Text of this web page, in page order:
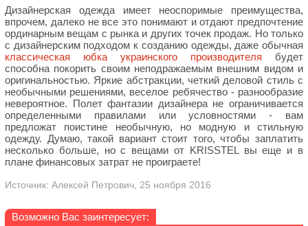
Дизайнерская одежда имеет неоспоримые преимущества,
впрочем, далеко не все это понимают и отдают предпочтение
ординарным вещам с рынка и других точек продаж. Но только
с дизайнерским подходом к созданию одежды, даже обычная
классическая юбка украинского производителя будет
способна покорить своим неподражаемым внешним видом и
оригинальностью. Яркие абстракции, четкий деловой стиль с
необычными решениями, веселое ребячество - разнообразие
невероятное. Полет фантазии дизайнера не ограничивается
определенными правилами или условностями - вам
предложат поистине необычную, но модную и стильную
одежду. Думаю, такой вариант стоит того, чтобы заплатить
несколько больше, но с вещами от KRISSTEL вы еще и в
плане финансовых затрат не проиграете!
Источник: Алексей Петрович, 25 ноября 2016
Возможно Вас заинтересует: